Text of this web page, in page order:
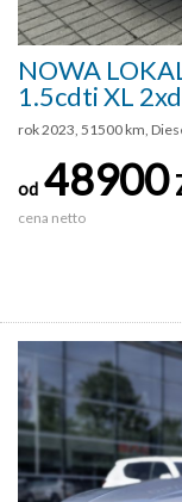
NOWA
1.5cdti XL
rok 2023, 51500 km,
od 48900
cena netto